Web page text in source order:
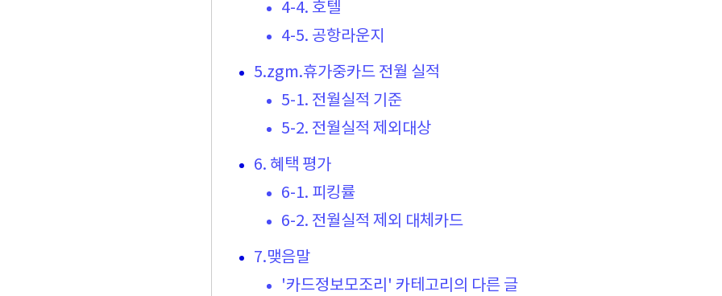
4-4. 호텔
4-5. 공항라운지
5.zgm.휴가중카드 전월 실적
5-1. 전월실적 기준
5-2. 전월실적 제외대상
6. 혜택 평가
6-1. 피킹률
6-2. 전월실적 제외 대체카드
7.맺음말
'카드정보모조리' 카테고리의 다른 글